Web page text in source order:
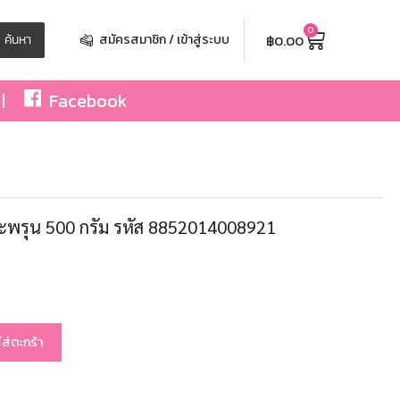
ค้นหา สมัครสมาชิก / เข้าสู่ระบบ ฿0.00 0
Facebook
พรุน 500 กรัม รหัส 8852014008921
ตะกร้า